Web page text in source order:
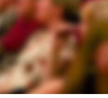
12 november
2023
19 november
2023